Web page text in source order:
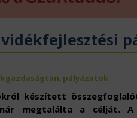
VIDÉKFEJLESZTÉS
, pályázatok
készített
megtalálta a célját. A